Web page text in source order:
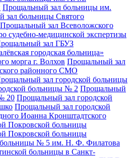
Прощальный зал больницы им.
зал больницы Святого
Прощальный зал Всеволожского
судебно-медицинской экспертизы
зал ГБУЗ
городская больница»
морга г. Волхов Прощальный зал
районного СМО
зал городской больницы
больницы № 2 Прощальный
20 Прощальный зал городской
Прощальный зал городской
Иоанна Кронштадтского
Покровской больницы
Покровской больницы
больницы № 5 им. Н. Ф. Филатова
больницы в Санкт-